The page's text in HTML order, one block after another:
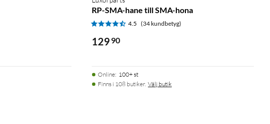
RP-SMA-hane till SMA-hona
4.5 (34 kundbetyg)
129 90
Online: 100+ st
Finns i 108 butiker. Välj butik